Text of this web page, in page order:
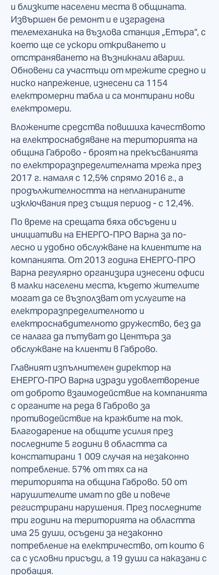
и близките населени места в общината.
Извършен бе ремонт и е изградена
телемеханика на възлова станция „Етъра“, с
което ще се ускори откриването и
отстраняването на възникнали аварии.
Обновени са участъци от мрежите средно и
ниско напрежение, изнесени са 1154
електромерни табла и са монтирани нови
електромери.
Вложените средства повишиха качеството
на електроснабдяване на територията на
община Габрово - броят на прекъсванията
по електроразпределителната мрежа през
2017 г. намаля с 12,5% спрямо 2016 г., а
продължителността на непланираните
изключвания през същия период - с 12,4%.
По време на срещата бяха обсъдени и
инициативи на ЕНЕРГО-ПРО Варна за по-
лесно и удобно обслужване на клиентите на
компанията. От 2013 година ЕНЕРГО-ПРО
Варна регулярно организира изнесени офиси
в малки населени места, където жителите
могат да се възползват от услугите на
електроразпределителното и
електроснабдителното дружество, без да
се налага да пътуват до Центъра за
обслужване на клиенти в Габрово.
Главният изпълнителен директор на
ЕНЕРГО-ПРО Варна изрази удовлетворение
от доброто взаимодействие на компанията
с органите на реда в Габрово за
противодействие на кражбите на ток.
Благодарение на общите усилия през
последните 5 години в областта са
констатирани 1 009 случая на незаконно
потребление. 57% от тях са на
територията на община Габрово. 50 от
нарушителите имат по две и повече
регистрирани нарушения. През последните
три години на територията на областта
има 25 души, осъдени за незаконно
потребление на електричество, от които 6
са с условни присъди, а 19 души са наказани с
пробация.